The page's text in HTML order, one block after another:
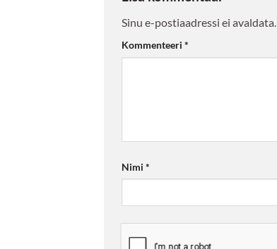
Sinu e-postiaadressi ei avaldata.
Kommenteeri *
Nimi *